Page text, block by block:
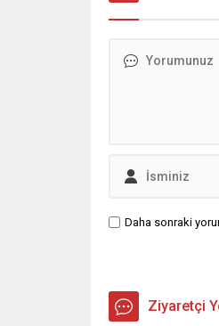
Daha sonraki
Ziyaretçi